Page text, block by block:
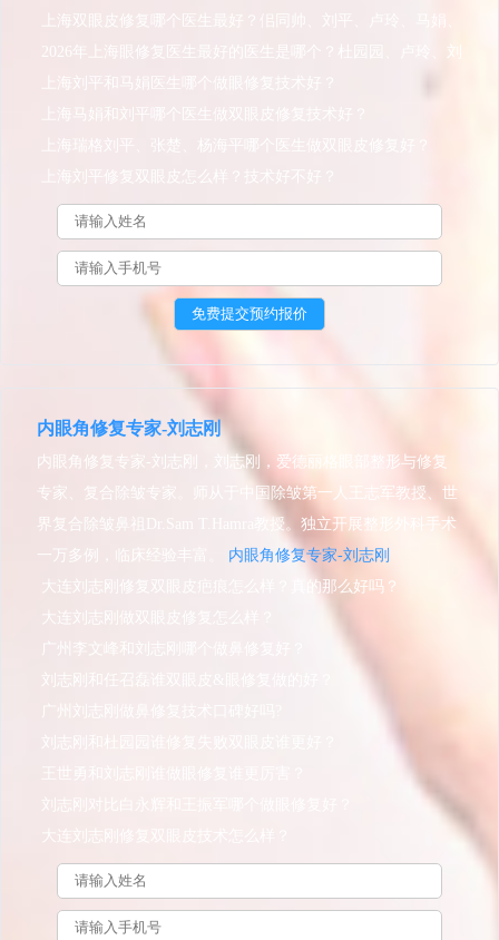
和口碑多方位分析下
上海双眼皮修复哪个医生最好？佀同帅、刘平、卢玲、马娟、
郑小红
2026年上海眼修复医生最好的医生是哪个？杜园园、卢玲、刘
内眼角修复专家-刘志刚
内眼角修复专家-刘志刚，刘志刚，爱德丽格眼部整形与修复
专家、复合除皱专家。师从于中国除皱第一人王志军教授、世
界复合除皱鼻祖Dr.Sam T.Hamra教授。独立开展整形外科手术
一万多例，临床经验丰富。 内眼角修复专家-刘志刚
大连刘志刚修复双眼皮疤痕怎么样？真的那么好吗？
大连刘志刚做双眼皮修复怎么样？
广州李文峰和刘志刚哪个做鼻修复好？
刘志刚和任召磊谁双眼皮&眼修复做的好？
大连刘志刚修复双眼皮技术怎么样？